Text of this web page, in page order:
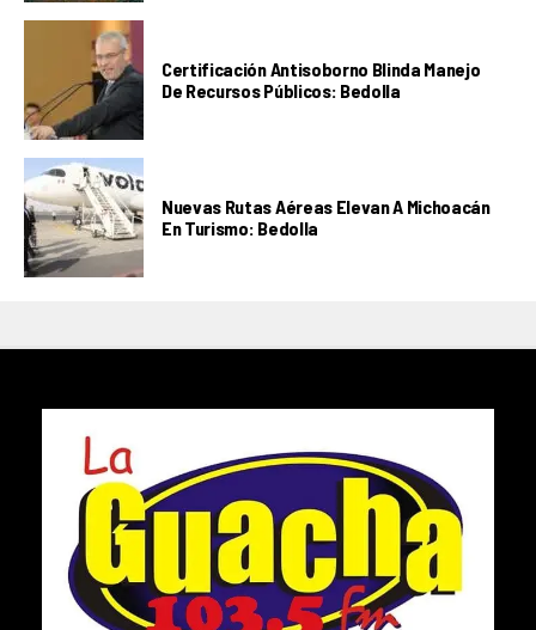
Certificación Antisoborno Blinda Manejo
De Recursos Públicos: Bedolla
Nuevas Rutas Aéreas Elevan A Michoacán
En Turismo: Bedolla